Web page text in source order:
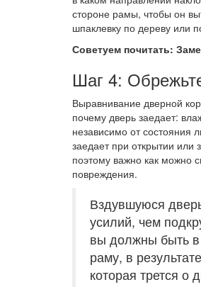
стороне рамы, чтобы он
шпаклевку по дереву или
Советуем почитать:
Шаг 4:
Выравнивание дверной
почему дверь заедает:
независимо от состояния
заедает при открытии или
поэтому важно как можно
повреждения.
Вздувшуюся
усилий, чем
вы должны быть в
раму, в
которая трется